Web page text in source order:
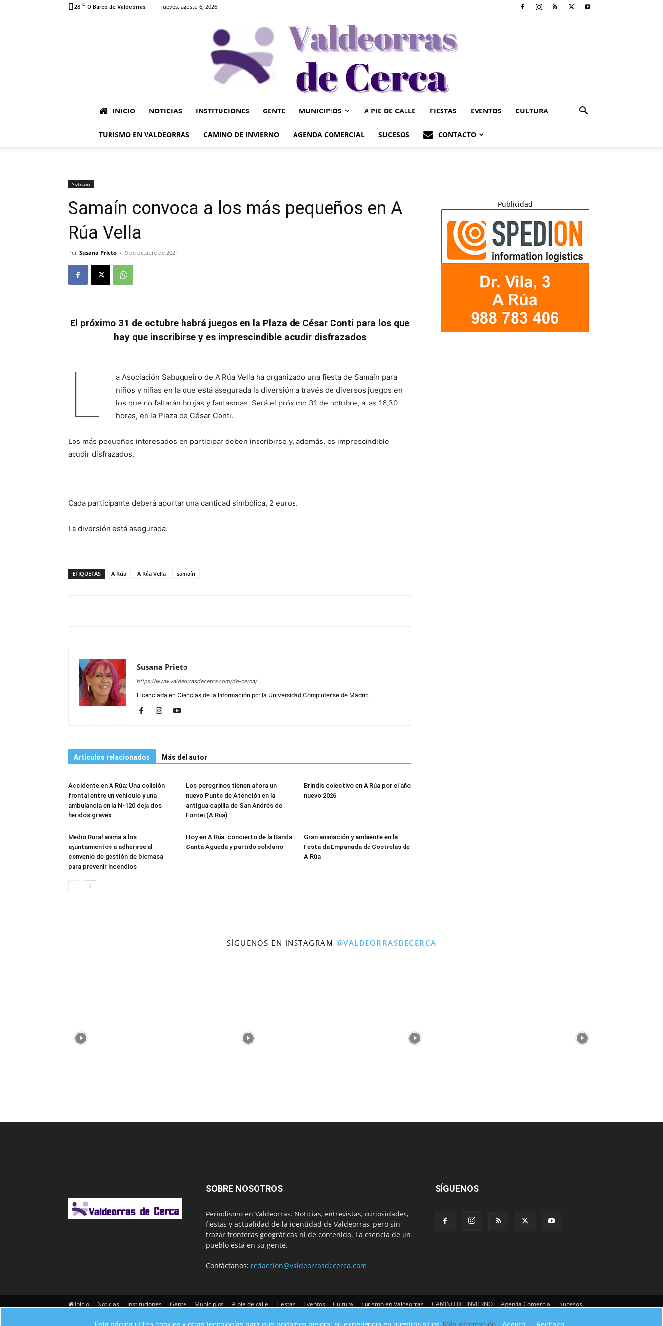
28 C O Barco de Valdeorras jueves, agosto 6, 2026
Valdeorrasdecerca
INICIO NOTICIAS INSTITUCIONES GENTE MUNICIPIOS A PIE DE CALLE FIESTAS EVENTOS CULTURA
TURISMO EN VALDEORRAS CAMINO DE INVIERNO AGENDA COMERCIAL SUCESOS CONTACTO
Noticias
Samaín convoca a los más pequeños en A
Rúa Vella
Por Susana Prieto - 9 de octubre de 2021
El próximo 31 de octubre habrá juegos en la Plaza de César Conti para los que
hay que inscribirse y es imprescindible acudir disfrazados
L
a Asociación Sabugueiro de A Rúa Vella ha organizado una fiesta de Samaín para
niños y niñas en la que está asegurada la diversión a través de diversos juegos en
los que no faltarán brujas y fantasmas. Será el próximo 31 de octubre, a las 16,30
horas, en la Plaza de César Conti.
Los más pequeños interesados en participar deben inscribirse y, además, es imprescindible
acudir disfrazados.
Cada participante deberá aportar una cantidad simbólica, 2 euros.
La diversión está asegurada.
ETIQUETAS A Rúa A Rúa Vella samaín
Susana Prieto
https://www.valdeorrasdecerca.com/de-cerca/
Licenciada en Ciencias de la Información por la Universidad Complutense de Madrid.
Artículos relacionados Más del autor
Accidente en A Rúa: Una colisión
frontal entre un vehículo y una
ambulancia en la N-120 deja dos
heridos graves
Los peregrinos tienen ahora un
nuevo Punto de Atención en la
antigua capilla de San Andrés de
Fontei (A Rúa)
Brindis colectivo en A Rúa por el año
nuevo 2026
Medio Rural anima a los
ayuntamientos a adherirse al
convenio de gestión de biomasa
para prevenir incendios
Hoy en A Rúa: concierto de la Banda
Santa Águeda y partido solidario
Gran animación y ambiente en la
Festa da Empanada de Costrelas de
A Rúa
Publicidad
SÍGUENOS EN INSTAGRAM @VALDEORRASDECERCA
SOBRE NOSOTROS
Periodismo en Valdeorras. Noticias, entrevistas, curiosidades,
fiestas y actualidad de la identidad de Valdeorras, pero sin
trazar fronteras geográficas ni de contenido. La esencia de un
pueblo está en su gente.
Contáctanos: redaccion@valdeorrasdecerca.com
SÍGUENOS
Inicio Noticias Instituciones Gente Municipios A pie de calle Fiestas Eventos Cultura Turismo en Valdeorras CAMINO DE INVIERNO Agenda Comercial
Sucesos
Esta página utiliza cookies y otras tecnologías para que podamos mejorar su experiencia en nuestros sitios: Más información. Acepto Rechazo